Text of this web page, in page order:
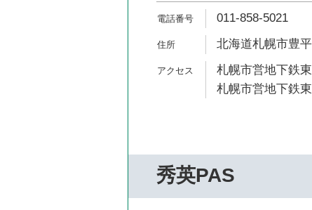
011-858-5021
北海道札幌市豊
札幌市営地下鉄
札幌市営地下鉄
秀英PAS